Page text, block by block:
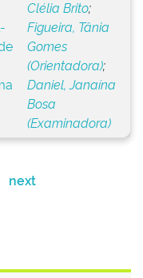
Clélia Brito;
Figueira, Tânia
Gomes
(Orientadora);
Daniel, Janaína
Bosa
(Examinadora)
next